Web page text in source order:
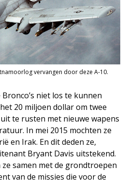
vervangen door deze A-10.
niet los te kunnen
20 miljoen dollar om twee
te rusten met nieuwe wapens
In mei 2015 mochten ze
en Irak. En dit deden ze,
Bryant Davis uitstekend.
samen met de grondtroepen
van de missies die voor de